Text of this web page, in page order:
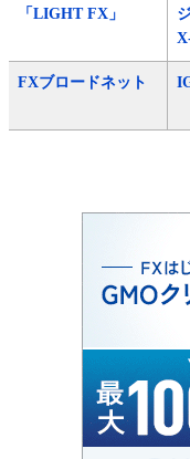
「LIGHT FX」
FXブロードネット